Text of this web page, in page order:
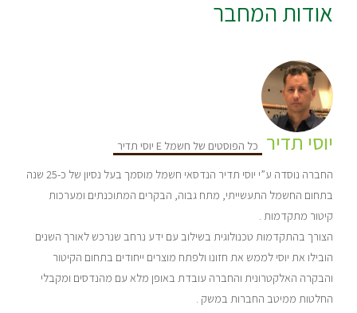
אודות המחבר
יוסי תדיר כל הפוסטים של חשמל E יוסי תדיר
החברה נוסדה ע”י יוסי תדיר הנדסאי חשמל מוסמך בעל נסיון של כ-25 שנה
בתחום החשמל התעשייתי, מתח גבוה, הבקרים המתוכנתים ומערכות
קיטור מתקדמות .
הצורך בהתקדמות טכנולוגית בשילוב עם ידע נרחב שנרכש לאורך השנים
הובילו את יוסי לממש את חזונו ולפתח מוצרים ייחודים בתחום הקיטור
והבקרה האלקטרונית והחברה עובדת באופן מלא עם מהנדסים ומקבלי
החלטות ממיטב החברות במשק .